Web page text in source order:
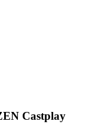
Castplay